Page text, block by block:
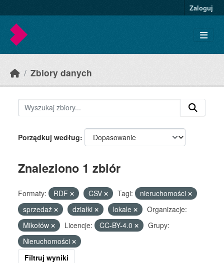
Zaloguj
Zbiory danych
Porządkuj według
Znaleziono 1 zbiór
Formaty: RDF CSV Tagi:
nieruchomości
sprzedaż
działki lokale
Organizacje:
Mikołów
Licencje: CC-BY-4.0
Grupy:
Nieruchomości
Filtruj wyniki